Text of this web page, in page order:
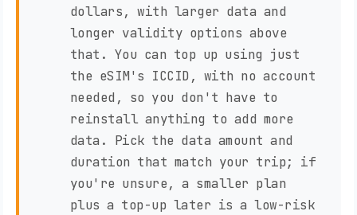
dollars, with larger data and
longer validity options above
that. You can top up using just
the eSIM's ICCID, with no account
needed, so you don't have to
reinstall anything to add more
data. Pick the data amount and
duration that match your trip; if
you're unsure, a smaller plan
plus a top-up later is a low-risk